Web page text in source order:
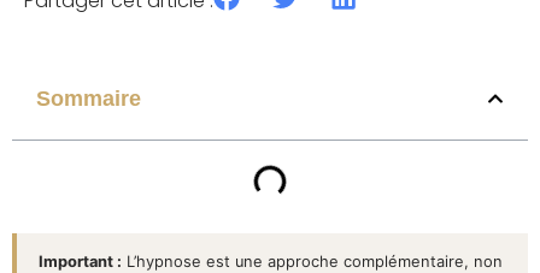
Sommaire
Important : L’hypnose est une approche complémentaire, non